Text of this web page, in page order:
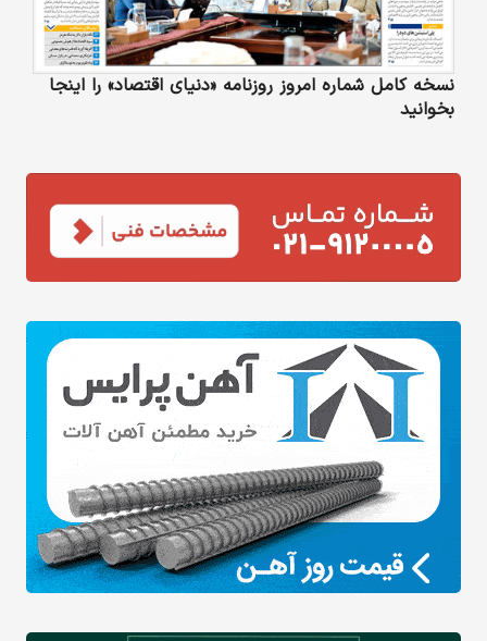
نسخه کامل شماره امروز روزنامه «دنیای‌ اقتصاد» را اینجا
بخوانید